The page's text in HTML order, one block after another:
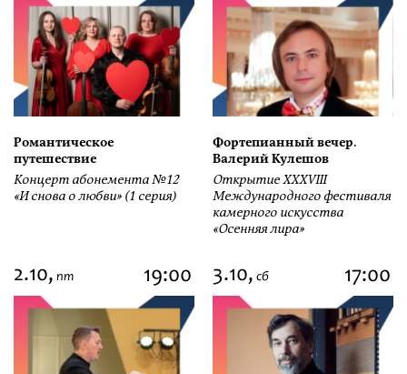
Романтическое
путешествие
Концерт абонемента №12
«И снова о любви» (1 серия)
Фортепианный вечер.
Валерий Кулешов
Открытие ХХХVIII
Международного фестиваля
камерного искусства
«Осенняя лира»
2.10, пт 19:00 3.10, сб 17:00